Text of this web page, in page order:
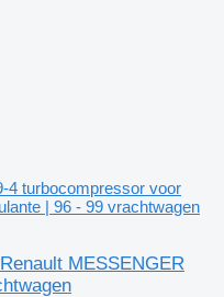
4 turbocompressor voor
| 96 - 99 vrachtwagen
MESSENGER